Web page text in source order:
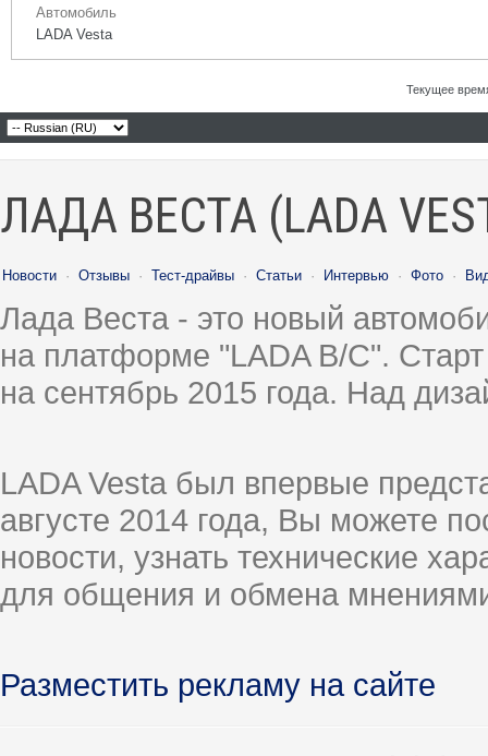
Автомобиль
LADA Vesta
Текущее
ЛАДА ВЕСТА (LADA
Новости · Отзывы · Тест-драйвы · Статьи · Интервью · Фото ·
Лада Веста - это новый
на платформе "LADA B/C".
на сентябрь 2015 года. Над
LADA Vesta был впервые
августе 2014 года, Вы можете
новости, узнать технические
для общения и обмена
Разместить рекламу на сайте